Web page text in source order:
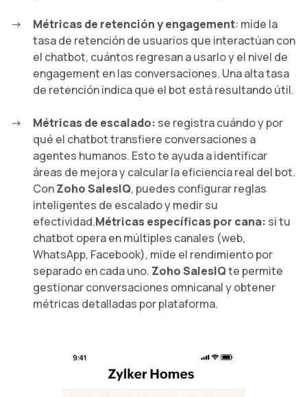
Métricas de retención y engagement: mide la
tasa de retención de usuarios que interactúan con
el chatbot, cuántos regresan a usarlo y el nivel de
engagement en las conversaciones. Una alta tasa
de retención indica que el bot está resultando útil.
Métricas de escalado: se registra cuándo y por
qué el chatbot transfiere conversaciones a
agentes humanos. Esto te ayuda a identificar
áreas de mejora y calcular la eficiencia real del bot.
ConZoho SalesIQ, puedes configurar reglas
inteligentes de escalado y medir su
efectividad.Métricas específicas por cana: si tu
chatbot opera en múltiples canales (web,
WhatsApp, Facebook), mide el rendimiento por
separado en cada uno. Zoho SalesIQte permite
gestionar conversaciones omnicanal y obtener
métricas detalladas por plataforma.